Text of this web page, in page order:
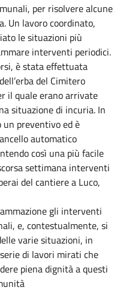
per risolvere alcune
Un lavoro coordinato,
le situazioni più
interventi periodici.
è stata effettuata
del Cimitero
il quale erano arrivate
situazione di incuria. In
preventivo ed è
automatico
così una più facile
settimana interventi
del cantiere a Luco,
gli interventi
e, contestualmente, si
varie situazioni, in
di lavori mirati che
piena dignità a questi